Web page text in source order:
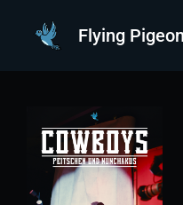
Inhalt
Flying